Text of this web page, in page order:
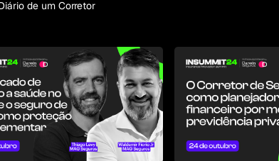
de um Corretor